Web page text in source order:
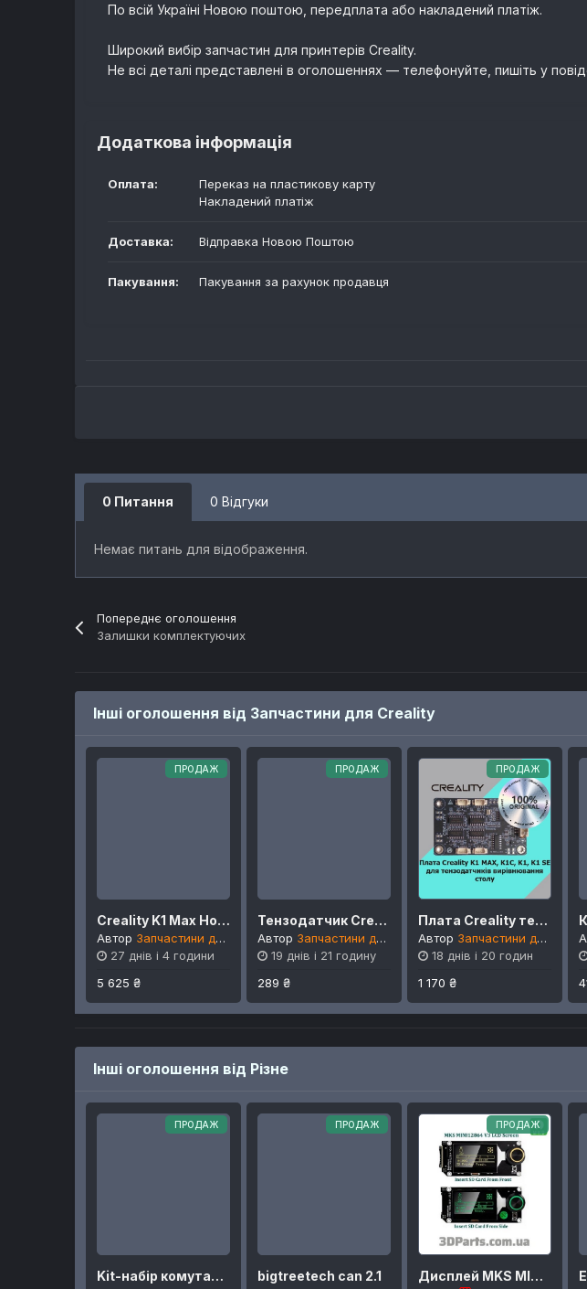
По всій Україні Новою поштою, передплата або накладений платіж.
Широкий вибір запчастин для принтерів Creality.
Не всі деталі представлені в оголошеннях — телефонуйте, пишіть у
Додаткова інформація
Оплата:
Переказ на пластикову карту
Накладений платіж
Доставка: Відправка Новою Поштою
Пакування: Пакування за рахунок продавця
0 Питання 0 Відгуки
Немає питань для відображення.
Попереднє оголошення
Залишки комплектуючих
Інші оголошення від Запчастини для Creality
ПРОДАЖ
Creality K1 Max Hotbed Kit стіл нагрівальний
Автор Запчастини для Creality
27 днів і 4 години
5 625 ₴
ПРОДАЖ
Тензодатчик Creality для K1 MAX, K1, K1C, K1 SE
Автор Запчастини для Creality
19 днів і 21 годину
289 ₴
ПРОДАЖ
Плата Creality тензодатчиків K1 MAX, K1C, K1, K1SE
Автор Запчастини для Creality
18 днів і 20 годин
1 170 ₴
Інші оголошення від Різне
ПРОДАЖ
Kit-набір комутаційної плати на голову
ПРОДАЖ
bigtreetech can 2.1
ПРОДАЖ
Дисплей MKS MINI 12864 V3SD з картрідером